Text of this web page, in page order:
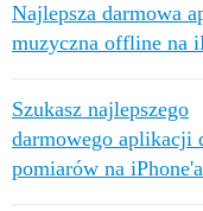
Najlepsza darmowa
muzyczna offline na
Szukasz najlepszego
darmowego aplikacji
pomiarów na iPhone'a